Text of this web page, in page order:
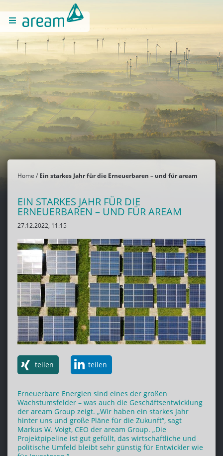
Home Ein starkes Jahr für die Erneuerbaren – und für aream
EIN STARKES JAHR FÜR DIE
ERNEUERBAREN – UND FÜR AREAM
27.12.2022, 11:15
teilen teilen
Erneuerbare Energien sind eines der großen
Wachstumsfelder – was auch die Geschäftsentwicklung
der aream Group zeigt. „Wir haben ein starkes Jahr
hinter uns und große Pläne für die Zukunft“, sagt
Markus W. Voigt, CEO der aream Group. „Die
Projektpipeline ist gut gefüllt, das wirtschaftliche und
politische Umfeld bleibt sehr günstig für Entwickler wie